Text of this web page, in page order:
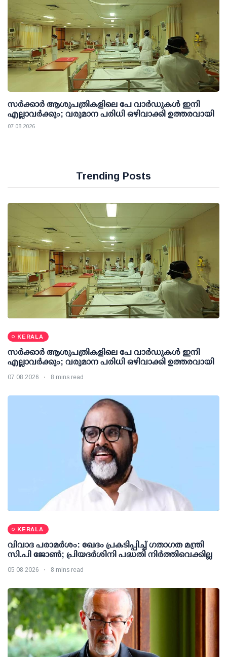
സര്‍ക്കാര്‍ ആശുപത്രികളിലെ പേ വാര്‍ഡുകള്‍ ഇനി
എല്ലാവര്‍ക്കും; വരുമാന പരിധി ഒഴിവാക്കി ഉത്തരവായി
07 08 2026
Trending Posts
KERALA
സര്‍ക്കാര്‍ ആശുപത്രികളിലെ പേ വാര്‍ഡുകള്‍ ഇനി
എല്ലാവര്‍ക്കും; വരുമാന പരിധി ഒഴിവാക്കി ഉത്തരവായി
07 08 2026 8 mins read
KERALA
വിവാദ പരാമര്‍ശം: ഖേദം പ്രകടിപ്പിച്ച് ഗതാഗത മന്ത്രി
സി.പി ജോണ്‍; പ്രിയദര്‍ശിനി പദ്ധതി നിര്‍ത്തിവെക്കില്ല
05 08 2026 8 mins read